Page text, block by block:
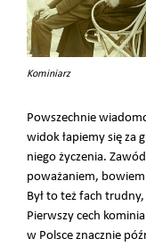
Kominiarz
Powszechnie
widok łapiemy się za
niego życzenia.
poważaniem,
Był to też fach
Pierwszy cech
w Polsce znacznie